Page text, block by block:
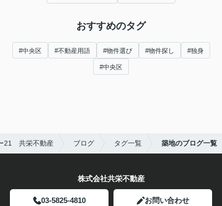
おすすめのタグ
#中央区 #不動産用語 #物件選び #物件探し #独身
#中央区
21 共栄不動産 ブログ タグ一覧 築地のブログ一覧
株式会社共栄不動産
03-5825-4810 お問い合わせ